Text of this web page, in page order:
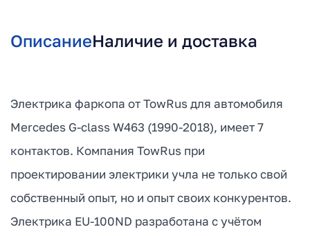
ОписаниеНаличие и доставка
Электрика фаркопа от TowRus для автомобиля
Mercedes G-class W463 (1990-2018), имеет 7
контактов. Компания TowRus при
проектировании электрики учла не только свой
собственный опыт, но и опыт своих конкурентов.
Электрика EU-100ND разработана с учётом